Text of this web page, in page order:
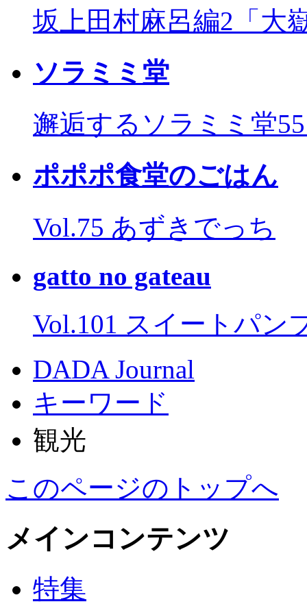
坂上田村麻呂編2「大
ソラミミ堂
邂逅するソラミミ堂
ポポポ食堂のごはん
Vol.75 あずきでっち
gatto no gateau
Vol.101 スイートパン
DADA Journal
キーワード
観光
このページのトップへ
メインコンテンツ
特集